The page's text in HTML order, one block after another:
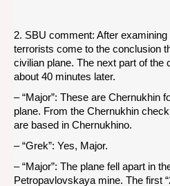
2. SBU comment: After
terrorists come to the conclusion
civilian plane. The next part of the
about 40 minutes later.
– “Major”: These are Chernukhin
plane. From the Chernukhin
are based in Chernukhino.
– “Grek”: Yes, Major.
– “Major”: The plane fell apart in
Petropavlovskaya mine. The first